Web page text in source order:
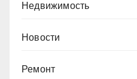
Недвижимость
Новости
Ремонт